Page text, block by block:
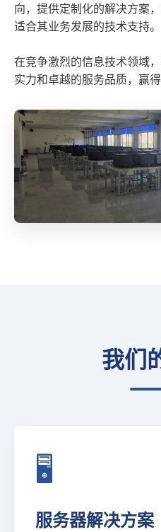
向，提供定制化的解决方案
适合其业务发展的技术支持。
在竞争激烈的信息技术领域
实力和卓越的服务品质，赢
我们
🖥️
服务器解决方案